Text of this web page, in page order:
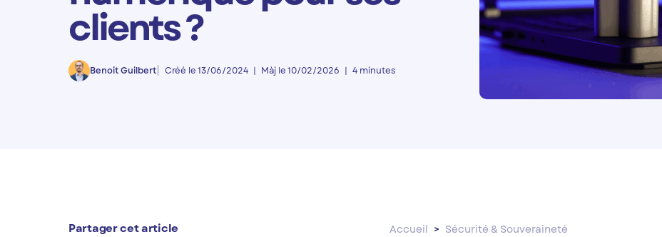
clients ?
Benoit Guilbert Créé le 13/06/2024 Màj le 10/02/2026 4 minutes
Partager cet article Accueil
Sécurité & Souveraineté